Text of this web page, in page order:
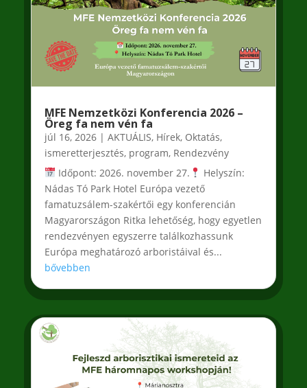
MFE Nemzetközi Konferencia 2026 –
Öreg fa nem vén fa
júl 16, 2026| AKTUÁLIS, Hírek, Oktatás,
ismeretterjesztés, program, Rendezvény
Időpont: 2026. november 27.
Helyszín:
Nádas Tó Park Hotel Európa vezető
famatuzsálem-szakértői egy konferencián
Magyarországon Ritka lehetőség, hogy egyetlen
rendezvényen egyszerre találkozhassunk
Európa meghatározó arboristáival és...
bővebben